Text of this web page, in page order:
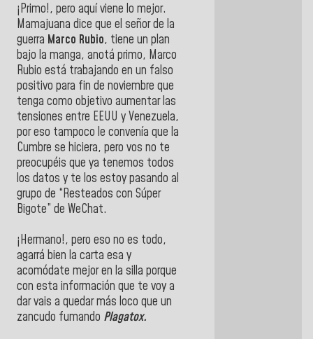
¡Primo!, pero aquí viene lo mejor.
Mamajuana dice que el señor de la
guerra Marco Rubio, tiene un plan
bajo la manga, anotá primo, Marco
Rubio está trabajando en un falso
positivo para fin de noviembre que
tenga como objetivo aumentar las
tensiones entre EEUU y Venezuela,
por eso tampoco le convenía que la
Cumbre se hiciera, pero vos no te
preocupéis que ya tenemos todos
los datos y te los estoy pasando al
grupo de “Resteados con Súper
Bigote” de WeChat.
¡Hermano!, pero eso no es todo,
agarrá bien la carta esa y
acomódate mejor en la silla porque
con esta información que te voy a
dar vais a quedar más loco que un
zancudo fumando Plagatox.